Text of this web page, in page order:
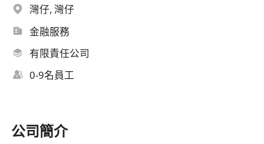
灣仔, 灣仔
金融服務
有限責任公司
0-9名員工
公司簡介